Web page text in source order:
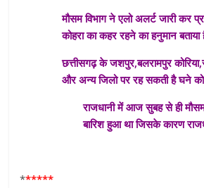
मौसम विभाग ने एलो अलर्ट जारी कर
कोहरा का कहर रहने का हनुमान बताया
छत्तीसगढ़ के जशपुर,बलरामपुर
और अन्य जिलो पर रह सकती है घने
राजधानी में आज सुबह से ही
बारिश हुआ था जिसके कारण
******